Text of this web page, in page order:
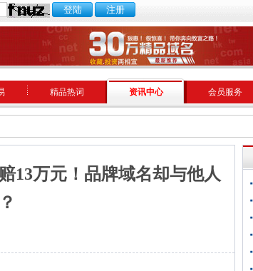
精品热词 资讯中心 会员服务
13万元！品牌域名却与他人